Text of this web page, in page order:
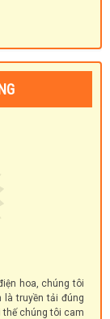
hoa, chúng tôi
là truyền tải đúng
thế chúng tôi cam